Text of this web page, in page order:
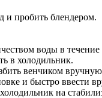
и пробить блендером.
воды в течение
в холодильник.
венчиком
и быстро ввести
на